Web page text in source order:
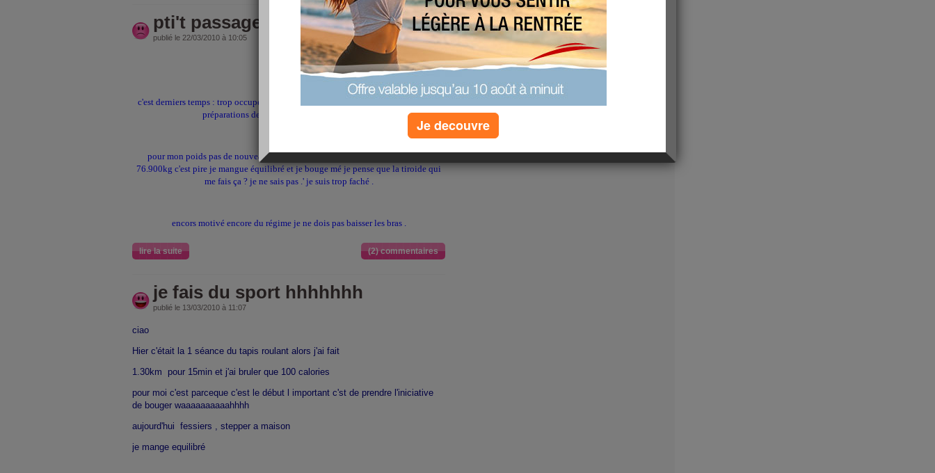
pti't passage
publié le 22/03/2010 à 10:05
salut les amis
c'est derniers temps : trop occupé mon directeur va voyager en italie alors bla bla
préparations des dossiers, reportings..................
pour mon poids pas de nouveau que de mauvais alors je suis passé du 72 au
76.900kg c'est pire je mangue équilibré et je bouge mé je pense que la tiroide qui
me fais ça ? je ne sais pas .' je suis trop faché .
encors motivé encore du régime je ne dois pas baisser les bras .
lire la suite (2) commentaires
je fais du sport hhhhhhh
publié le 13/03/2010 à 11:07
ciao
Hier c'était la 1 séance du tapis roulant alors j'ai fait
1.30km pour 15min et j'ai bruler que 100 calories
pour moi c'est parceque c'est le début l important c'st de prendre l'iniciative
de bouger waaaaaaaaaahhhh
aujourd'hui fessiers , stepper a maison
je mange equilibré
Je decouvre